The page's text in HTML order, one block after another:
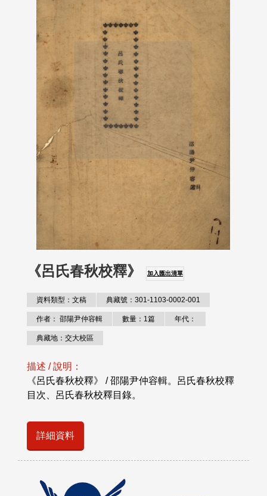
《呂氏春秋校釋》 加入匯出清單
資料類型：文稿 典藏號：301-1103-0002-001
作者： 邵陽尹仲容輯 數量：1篇 年代：
典藏地：交大校區
描述 / 說明：
《呂氏春秋校釋》 / 邵陽尹仲容輯。呂氏春秋校釋
目次、呂氏春秋校釋目錄。
詳細資料